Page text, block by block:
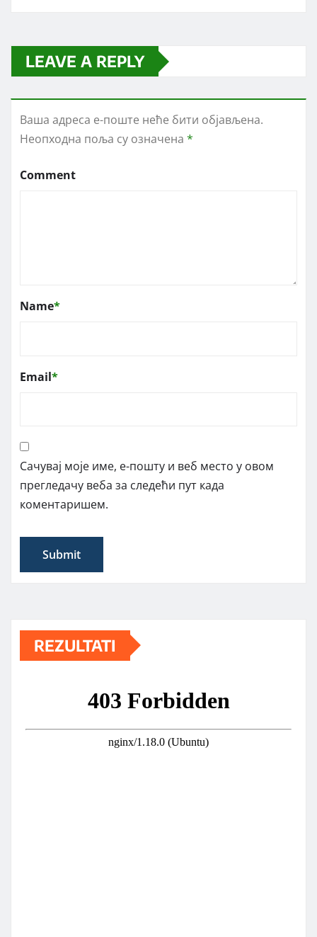
LEAVE A REPLY
Ваша адреса е-поште неће бити објављена.
Неопходна поља су означена *
Comment
Name*
Email*
Сачувај моје име, е-пошту и веб место у овом
прегледачу веба за следећи пут када
коментаришем.
REZULTATI